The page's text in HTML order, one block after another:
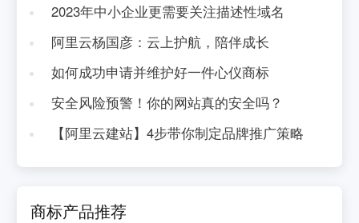
2023年中小企业更需要关注描述性域名
阿里云杨国彦：云上护航，陪伴成长
如何成功申请并维护好一件心仪商标
安全风险预警！你的网站真的安全吗？
【阿里云建站】4步带你制定品牌推广策略
商标产品推荐